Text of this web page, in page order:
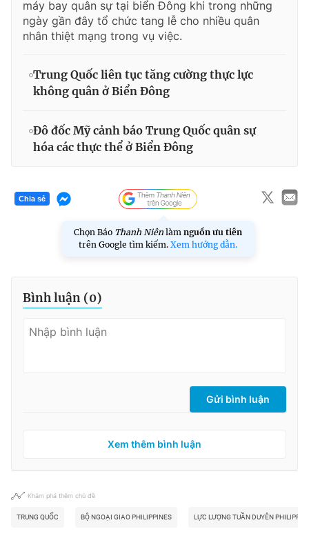
máy bay quân sự tại biển Đông khi trong những
ngày gần đây tổ chức tang lễ cho nhiều quân
nhân thiệt mạng trong vụ việc.
Trung Quốc liên tục tăng cường thực lực
không quân ở Biển Đông
Đô đốc Mỹ cảnh báo Trung Quốc quân sự
hóa các thực thể ở Biển Đông
Chia sẻ
Chọn Báo Thanh Niên làm nguồn ưu tiên
trên Google tìm kiếm. Xem hướng dẫn.
Bình luận (0)
Gửi bình luận
Xem thêm bình luận
Khám phá thêm chủ đề
TRUNG QUỐC BỘ NGOẠI GIAO PHILIPPINES LỰC LƯỢNG TUẦN DUYÊN